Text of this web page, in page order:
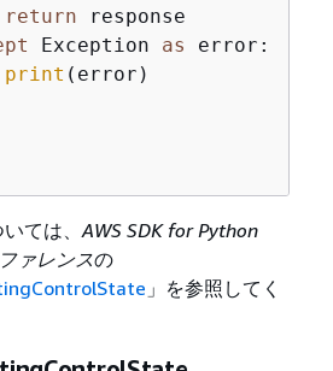
return response
Exception as error:
print (error)
ては、 AWS SDK for Python
ァレンスの
」を参照してく